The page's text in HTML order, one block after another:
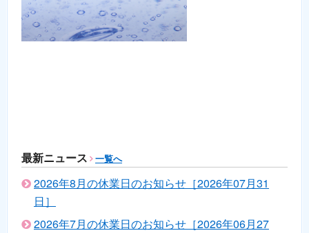
最新ニュース 一覧へ
2026年8月の休業日のお知らせ［2026年07月31
日］
2026年7月の休業日のお知らせ［2026年06月27